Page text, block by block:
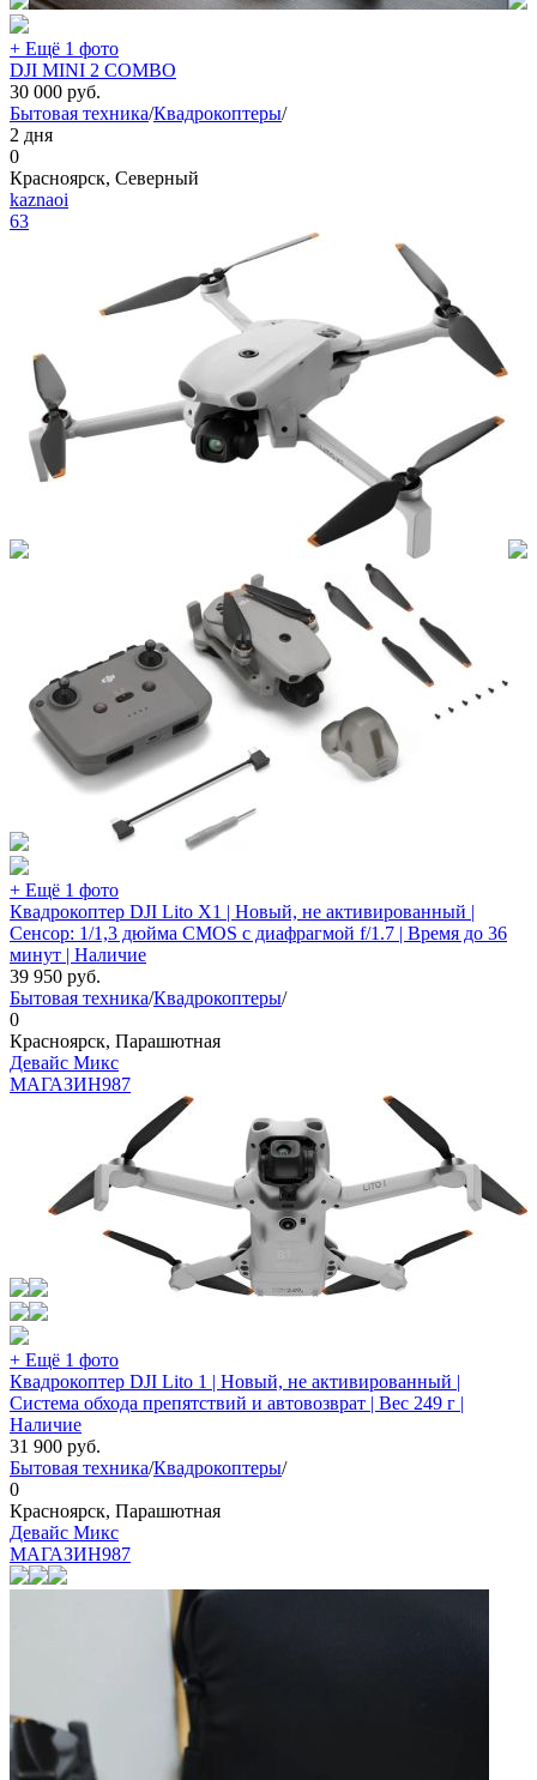
+ Ещё 1 фото
DJI MINI 2 COMBO
30 000 руб.
Бытовая техника/Квадрокоптеры/
2 дня
0
Красноярск, Северный
kaznaoi
63
+ Ещё 1 фото
Квадрокоптер DJI Lito X1 | Новый, не активированный |
Сенсор: 1/1,3 дюйма CMOS с диафрагмой f/1.7 | Время до 36
минут | Наличие
39 950 руб.
Бытовая техника/Квадрокоптеры/
0
Красноярск, Парашютная
Девайс Микс
МАГАЗИН987
+ Ещё 1 фото
Квадрокоптер DJI Lito 1 | Новый, не активированный |
Система обхода препятствий и автовозврат | Вес 249 г |
Наличие
31 900 руб.
Бытовая техника/Квадрокоптеры/
0
Красноярск, Парашютная
Девайс Микс
МАГАЗИН987